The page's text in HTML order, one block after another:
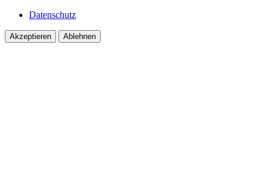
Datenschutz
Akzeptieren Ablehnen